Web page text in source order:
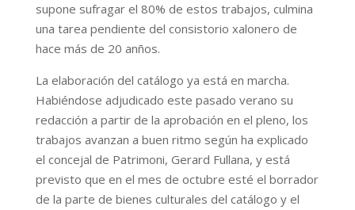
supone sufragar el 80% de estos trabajos, culmina
una tarea pendiente del consistorio xalonero de
hace más de 20 anños.
La elaboración del catálogo ya está en marcha.
Habiéndose adjudicado este pasado verano su
redacción a partir de la aprobación en el pleno, los
trabajos avanzan a buen ritmo según ha explicado
el concejal de Patrimoni, Gerard Fullana, y está
previsto que en el mes de octubre esté el borrador
de la parte de bienes culturales del catálogo y el